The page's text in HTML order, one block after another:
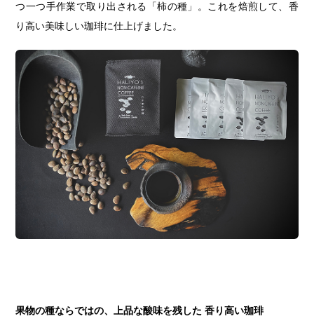
つ一つ手作業で取り出される「柿の種」。これを焙煎して、香
り高い美味しい珈琲に仕上げました。
果物の種ならではの、上品な酸味を残した 香り高い珈琲